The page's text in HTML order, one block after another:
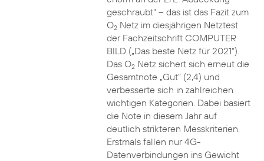
geschraubt“ – das ist das Fazit zum
O2Netz im diesjährigen Netztest
der Fachzeitschrift COMPUTER
BILD („Das beste Netz für 2021“).
Das O2Netz sichert sich erneut die
Gesamtnote „Gut“ (2,4) und
verbesserte sich in zahlreichen
wichtigen Kategorien. Dabei basiert
die Note in diesem Jahr auf
deutlich strikteren Messkriterien.
Erstmals fallen nur 4G-
Datenverbindungen ins Gewicht